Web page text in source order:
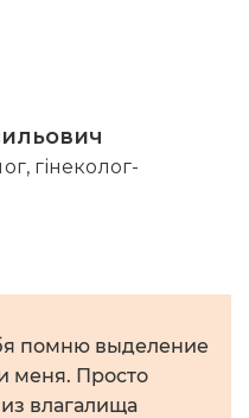
гінеколог-
помню выделение
меня. Просто
влагалища